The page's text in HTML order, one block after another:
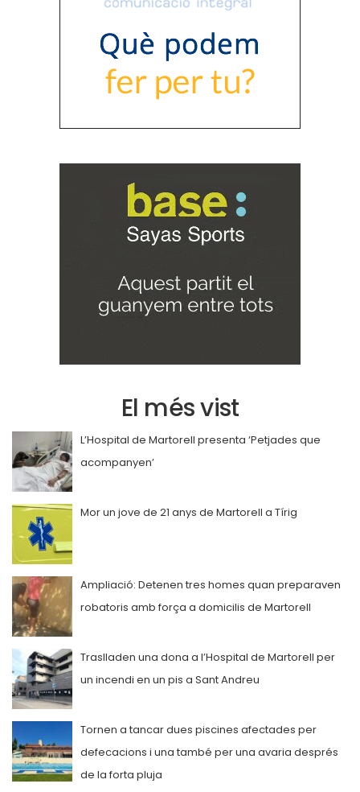
El més vist
L’Hospital de Martorell presenta ‘Petjades que
acompanyen’
Mor un jove de 21 anys de Martorell a Tírig
Ampliació: Detenen tres homes quan preparaven
robatoris amb força a domicilis de Martorell
Traslladen una dona a l’Hospital de Martorell per
un incendi en un pis a Sant Andreu
Tornen a tancar dues piscines afectades per
defecacions i una també per una avaria després
de la forta pluja